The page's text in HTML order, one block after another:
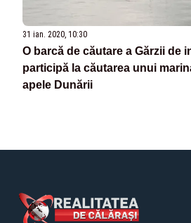
31 ian. 2020, 10:30
O barcă de căutare a Gărzii de
participă la căutarea unui
apele Dunării